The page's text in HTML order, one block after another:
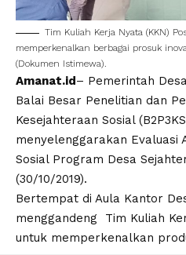
Tim Kuliah Kerja Nyata (KKN)
memperkenalkan berbagai prosuk
(Dokumen Istimewa).
Amanat.id– Pemerintah
Balai Besar Penelitian dan
Kesejahteraan Sosial
menyelenggarakan Evaluasi
Sosial Program Desa
(30/10/2019).
Bertempat di Aula Kantor
menggandeng Tim Kuliah
untuk memperkenalkan